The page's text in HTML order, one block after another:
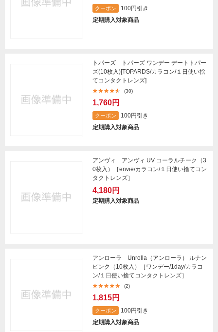
クーポン
100円引き
定期購入対象商品
トパーズ トパーズ ワンデー デートトパー
ズ(10枚入)[TOPARDS/カラコン/１日使い捨
てコンタクトレンズ]
(30)
1,760円
クーポン
100円引き
定期購入対象商品
アンヴィ アンヴィ UV コーラルチーク（3
0枚入）［envie/カラコン/１日使い捨てコン
タクトレンズ］
4,180円
定期購入対象商品
アンローラ Unrolla（アンローラ） ルナン
ピンク（10枚入）［ワンデー/1day/カラコ
ン/１日使い捨てコンタクトレンズ］
(2)
1,815円
クーポン
100円引き
定期購入対象商品